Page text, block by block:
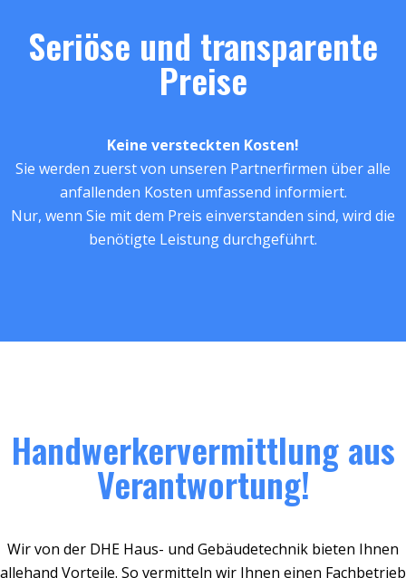
Seriöse und transparente
Preise
Keine versteckten Kosten!
Sie werden zuerst von unseren Partnerfirmen über alle
anfallenden Kosten umfassend informiert.
Nur, wenn Sie mit dem Preis einverstanden sind, wird die
benötigte Leistung durchgeführt.
Handwerkervermittlung aus
Verantwortung!
Wir von der DHE Haus- und Gebäudetechnik bieten Ihnen
allehand Vorteile. So vermitteln wir Ihnen einen Fachbetrieb